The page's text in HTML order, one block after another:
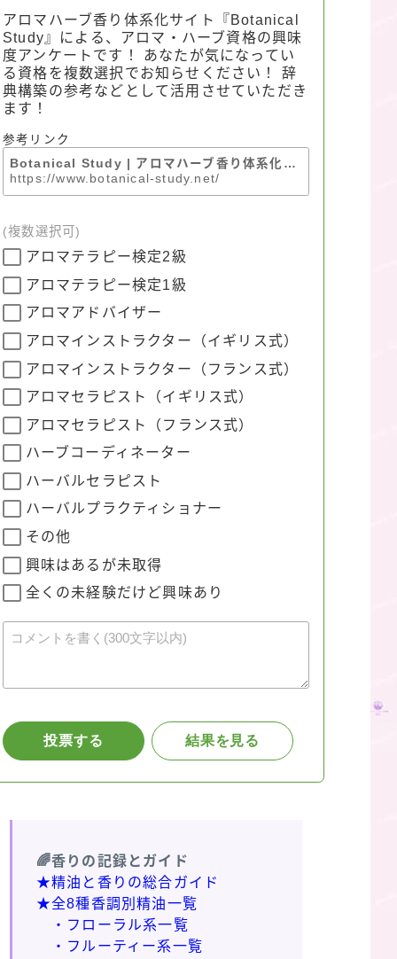
🌈香りの記録とガイド
★精油と香りの総合ガイド
★全8種香調別精油一覧
・フローラル系一覧
・フルーティー系一覧